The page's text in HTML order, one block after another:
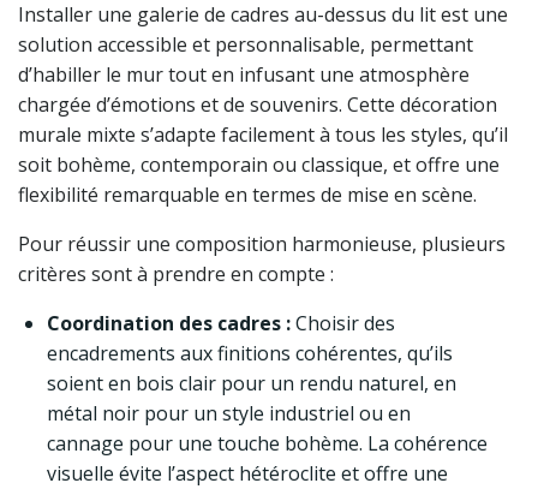
Installer une galerie de cadres au-dessus du lit est une
solution accessible et personnalisable, permettant
d’habiller le mur tout en infusant une atmosphère
chargée d’émotions et de souvenirs. Cette décoration
murale mixte s’adapte facilement à tous les styles, qu’il
soit bohème, contemporain ou classique, et offre une
flexibilité remarquable en termes de mise en scène.
Pour réussir une composition harmonieuse, plusieurs
critères sont à prendre en compte :
Coordination des cadres :Choisir des
encadrements aux finitions cohérentes, qu’ils
soient en bois clair pour un rendu naturel, en
métal noir pour un style industriel ou en
cannage pour une touche bohème. La cohérence
visuelle évite l’aspect hétéroclite et offre une